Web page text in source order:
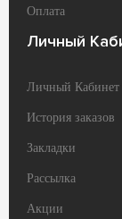
Оплата
Личный
Личный Кабинет
История заказов
Закладки
Рассылка
Акции